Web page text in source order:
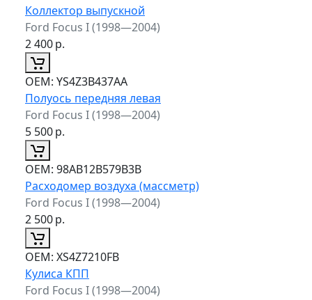
Коллектор выпускной
Ford Focus I (1998—2004)
2 400р.
ОЕМ: YS4Z3B437AA
Полуось передняя левая
Ford Focus I (1998—2004)
5 500р.
ОЕМ: 98AB12B579B3B
Расходомер воздуха (массметр)
Ford Focus I (1998—2004)
2 500р.
ОЕМ: XS4Z7210FB
Кулиса КПП
Ford Focus I (1998—2004)